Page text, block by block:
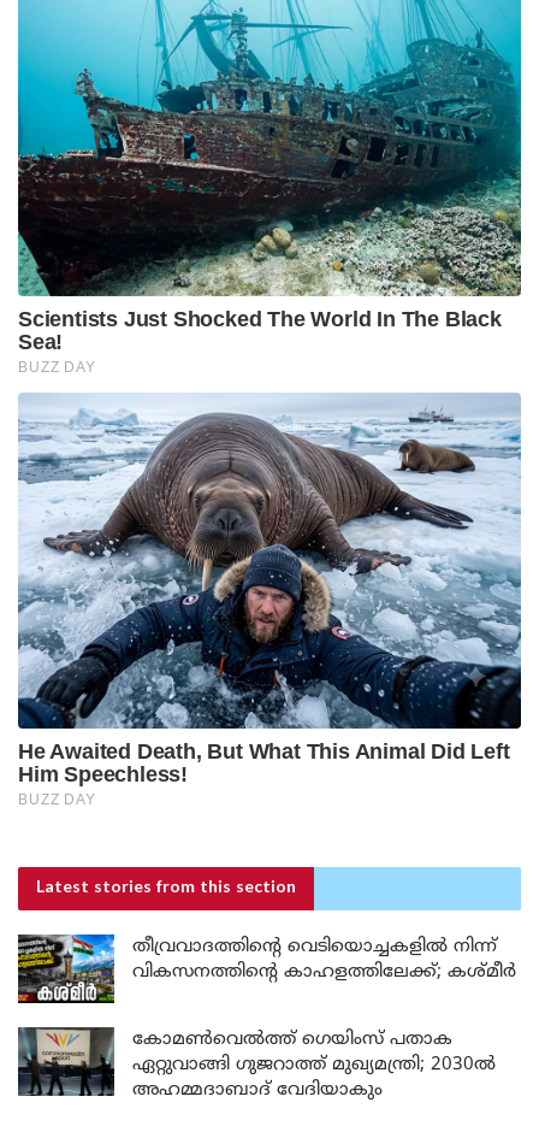
Latest stories from this section
തീവ്രവാദത്തിന്റെ വെടിയൊച്ചകളിൽ നിന്ന്
വികസനത്തിന്റെ കാഹളത്തിലേക്ക്; കശ്മീർ
കോമൺവെൽത്ത് ഗെയിംസ് പതാക
ഏറ്റുവാങ്ങി ഗുജറാത്ത് മുഖ്യമന്ത്രി; 2030ൽ
അഹമ്മദാബാദ് വേദിയാകും